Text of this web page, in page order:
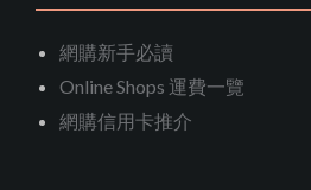
網購新手必讀
Online Shops 運費一覽
網購信用卡推介